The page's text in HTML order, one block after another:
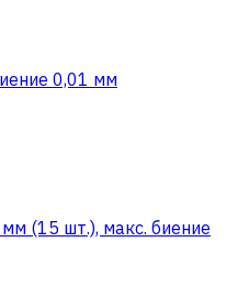
0,01 мм
(15 шт.), макс. биение